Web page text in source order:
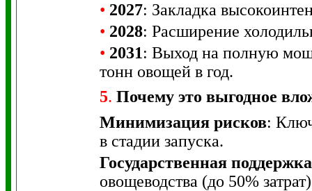
• 2027: Закладка
• 2028: Расширение
• 2031: Выход на полную
тонн овощей в год.
5. Почему это выгодное
Минимизация рисков:
в стадии запуска.
Государственная поддержка
овощеводства (до 50%